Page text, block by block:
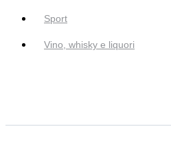
Sport
Vino, whisky e liquori